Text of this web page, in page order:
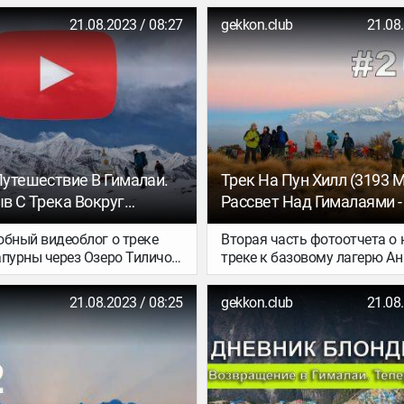
самостоятельно так и со
для планирования бюджета
путешествия, да и в общем
блюда ждут вас на треке.
21.08.2023 / 08:27
В Гималаи.
С Трека Вокруг
Терентьева -
Туристов
видеоблог о треке
через Озеро Тиличо с
Club. Полезно будет
особенно новичкам, с
условий проживания на
Аннапурны, одежды и
погодных условий. Да и
прекрасными
атмосферу этого
gekkon.club
Трек На Пун Хилл (3193
Рассвет Над Гималаями
Треке К Базовому
Аннапурны ( Непал)
Вторая часть фотоотчета
треке к базовому лагерю
Встреча рассвета на Пун
— высота 3193 м.
21.08.2023 / 08:25 gekkon.club